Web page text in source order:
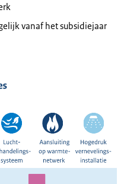
vanaf het subsidiejaar